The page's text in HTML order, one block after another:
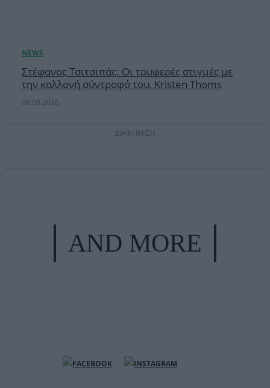
Στέφανος Τσιτσιπάς: Οι τρυφερές στιγμές με
την καλλονή σύντροφό του, Kristen Thoms
08.08.2026
ΔΙΑΦΗΜΙΣΗ
AND MORE